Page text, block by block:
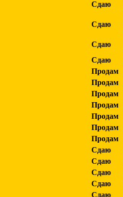
Сдаю
Сдаю
Сдаю
Сдаю
Продам
Продам
Продам
Продам
Продам
Продам
Продам
Сдаю
Сдаю
Сдаю
Сдаю
Сдаю